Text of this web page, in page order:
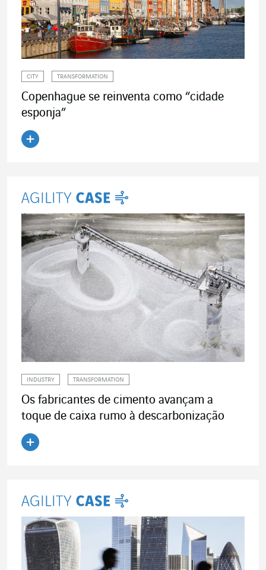
CITY TRANSFORMATION
Copenhague se reinventa como “cidade
esponja”
INDUSTRY TRANSFORMATION
Os fabricantes de cimento avançam a
toque de caixa rumo à descarbonização